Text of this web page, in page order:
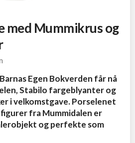
med Mummikrus og
Egen Bokverden får nå
Stabilo fargeblyanter og
i velkomstgave. Porselenet
figurer fra Mummidalen er
og perfekte som